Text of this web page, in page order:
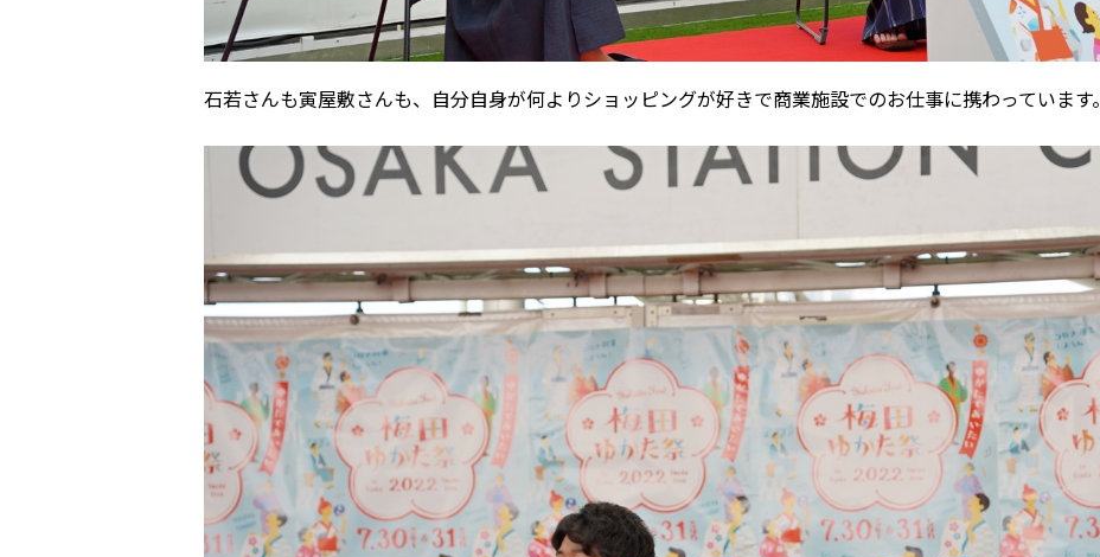
石若さんも寅屋敷さんも、自分自身が何よりショッピングが好きで商業施設でのお仕事に携わっています。